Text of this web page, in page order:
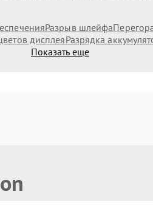
Разрыв шлейфа
дисплеяРазрядка
Показать еще